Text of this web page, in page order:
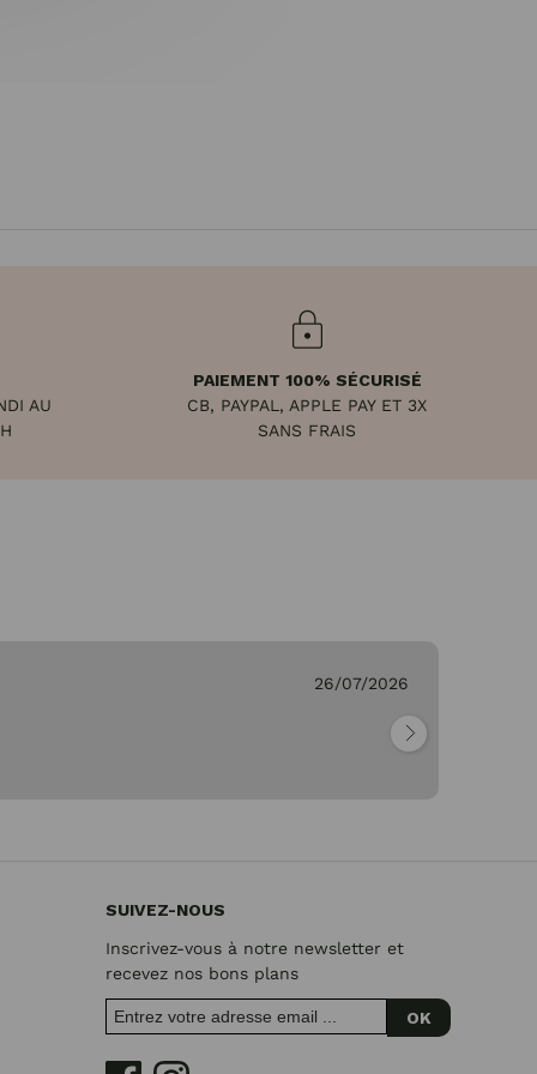
AU
PAIEMENT 100% SÉCURISÉ
CB, PAYPAL, APPLE PAY ET 3X
SANS FRAIS
26/07/2026
SUIVEZ-NOUS
Inscrivez-vous à notre newsletter et
recevez nos bons plans
OK